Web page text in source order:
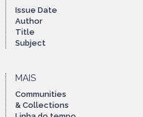
Issue Date
Author
Title
Subject
MAIS
Communities
& Collections